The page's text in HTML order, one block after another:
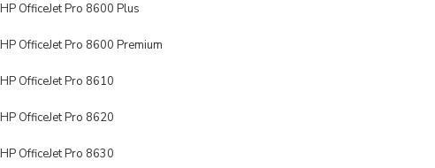
HP OfficeJet Pro 8600 Plus
HP OfficeJet Pro 8600 Premium
HP OfficeJet Pro 8610
HP OfficeJet Pro 8620
HP OfficeJet Pro 8630